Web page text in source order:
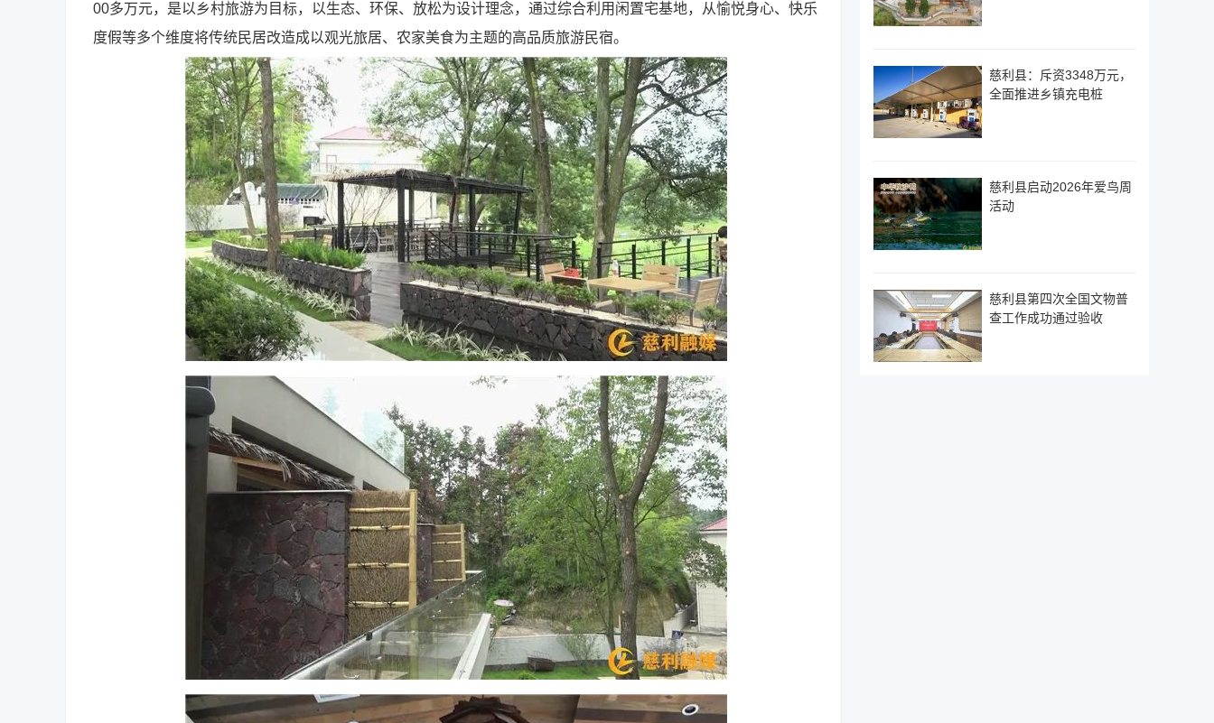
00多万元，是以乡村旅游为目标，以生态、环保、放松为设计理念，通过综合利用闲置宅基地，从愉悦身心、快乐
度假等多个维度将传统民居改造成以观光旅居、农家美食为主题的高品质旅游民宿。
慈利县：斥资3348万元，
全面推进乡镇充电桩
慈利县启动2026年爱鸟周
活动
慈利县第四次全国文物普
查工作成功通过验收